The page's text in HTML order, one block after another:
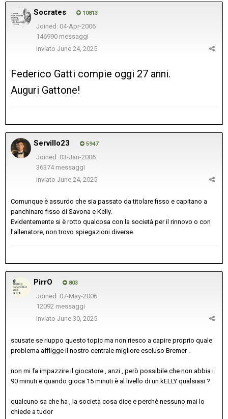
Socrates 10813
Joined: 04-Apr-2006
146990 messaggi
Inviato June 24, 2025
Federico Gatti compie oggi 27 anni.
Auguri Gattone!
Servillo23 5947
Joined: 03-Jan-2006
36374 messaggi
Inviato June 24, 2025
Comunque è assurdo che sia passato da titolare fisso e capitano a
panchinaro fisso di Savona e Kelly.
Evidentemente si è rotto qualcosa con la società per il rinnovo o con
l'allenatore, non trovo spiegazioni diverse.
PirrO 803
Joined: 07-May-2006
12092 messaggi
Inviato June 30, 2025
scusate se riuppo questo topic ma non riesco a capire proprio quale
problema affligge il nostro centrale migliore escluso Bremer .
non mi fa impazzire il giocatore , anzi , però possibile che non abbia i
90 minuti e quando gioca 15 minuti è al livello di un kELLY qualsiasi ?
qualcuno sa che ha , la società cosa dice e perchè nessuno mai lo
chiede a tudor